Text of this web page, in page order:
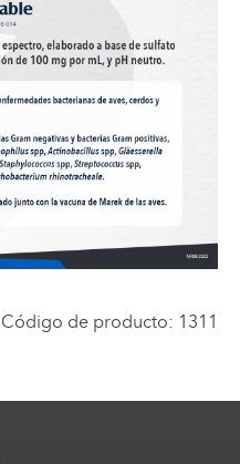
Código de producto: 1311